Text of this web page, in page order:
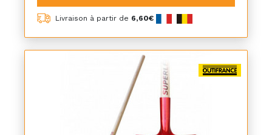
Livraison à partir de 6,60€